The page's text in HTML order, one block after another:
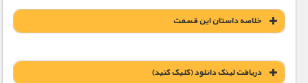
خلاصه داستان این قسمت
دریافت لينک دانلود (کليک کنيد)